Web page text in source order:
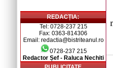
REDACȚIA:
Tel: 0728-237 215
Fax: 0363-814306
Email: redactia@bistriteanul.ro
0728-237 215
Redactor Șef - Raluca Nechiti